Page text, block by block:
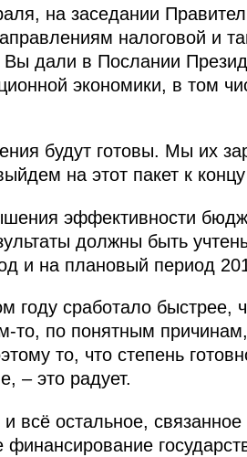
на заседании
налоговой и
дали в Послании
экономики, в том
будут готовы. Мы их
на этот пакет к
эффективности
должны быть
и на плановый период
году сработало быстрее,
по понятным
то, что степень
– это радует.
всё остальное,